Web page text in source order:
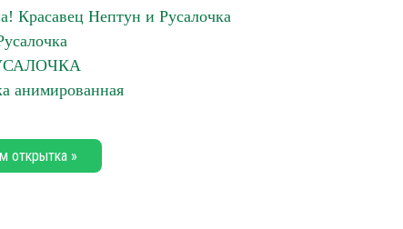
Красавец Нептун и Русалочка
анимированная
открытка »